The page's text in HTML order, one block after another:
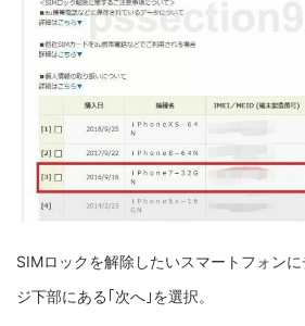
SIMロックを解除したいスマートフォン
ジ下部にある｢次へ｣を選択。